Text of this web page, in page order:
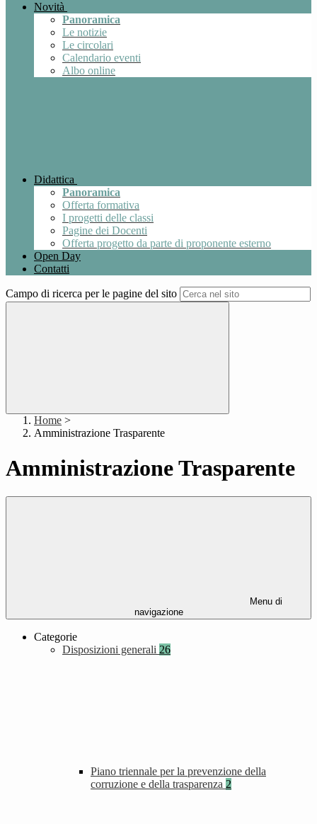
Novità
Panoramica
Le notizie
Le circolari
Calendario eventi
Albo online
Didattica
Panoramica
Offerta formativa
I progetti delle classi
Pagine dei Docenti
Offerta progetto da parte di proponente esterno
Open Day
Contatti
Campo di ricerca per le pagine del sito
Home >
Amministrazione Trasparente
Amministrazione Trasparente
Menu di
navigazione
Categorie
Disposizioni generali 26
Piano triennale per la prevenzione della
corruzione e della trasparenza 2